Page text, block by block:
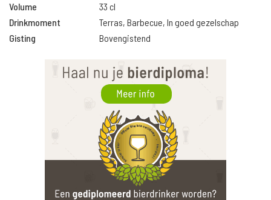
Volume
33 cl
Drinkmoment
Terras, Barbecue, In goed gezelschap
Gisting
Bovengistend